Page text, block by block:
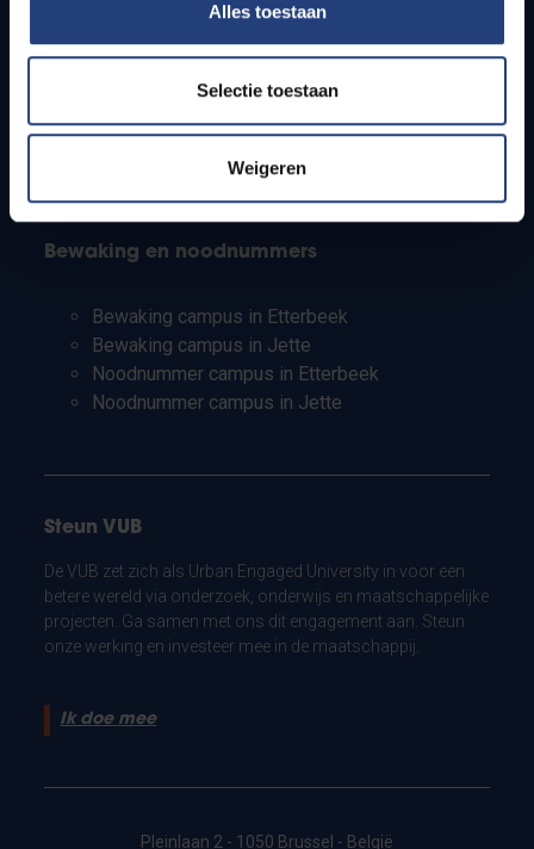
Alles toestaan
Selectie toestaan
Weigeren
Studenten
PhD-studenten
Leerkrachten en secundaire scholen
Bewaking en noodnummers
Bewaking campus in Etterbeek
Bewaking campus in Jette
Noodnummer campus in Etterbeek
Noodnummer campus in Jette
Steun VUB
De VUB zet zich als Urban Engaged University in voor een
betere wereld via onderzoek, onderwijs en maatschappelijke
projecten. Ga samen met ons dit engagement aan. Steun
onze werking en investeer mee in de maatschappij.
Ik doe mee
Pleinlaan 2 - 1050 Brussel - België